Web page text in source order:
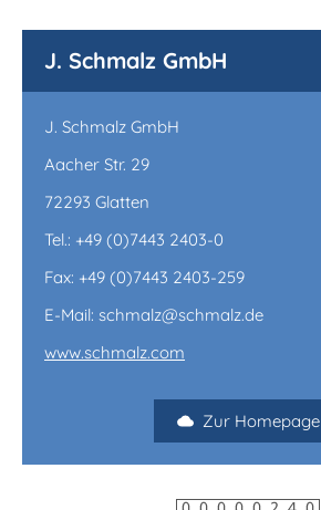
J. Schmalz GmbH
J. Schmalz GmbH
Aacher Str. 29
72293 Glatten
Tel.: +49 (0)7443 2403-0
Fax: +49 (0)7443 2403-259
E-Mail: schmalz@schmalz.de
www.schmalz.com
Zur Homepage